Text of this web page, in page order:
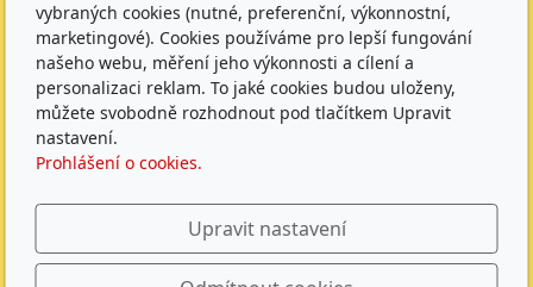
Škola: 27225621/0100
Jídelna: 1027831896/0100
Sledujte nás
ZŠ Herčíkova 2026 |GDPR|Whistleblowing|Povinně
vybraných cookies (nutné, preferenční, výkonnostní,
marketingové). Cookies používáme pro lepší fungování
našeho webu, měření jeho výkonnosti a cílení a
personalizaci reklam. To jaké cookies budou uloženy,
můžete svobodně rozhodnout pod tlačítkem Upravit
nastavení.
Prohlášení o cookies.
Upravit nastavení